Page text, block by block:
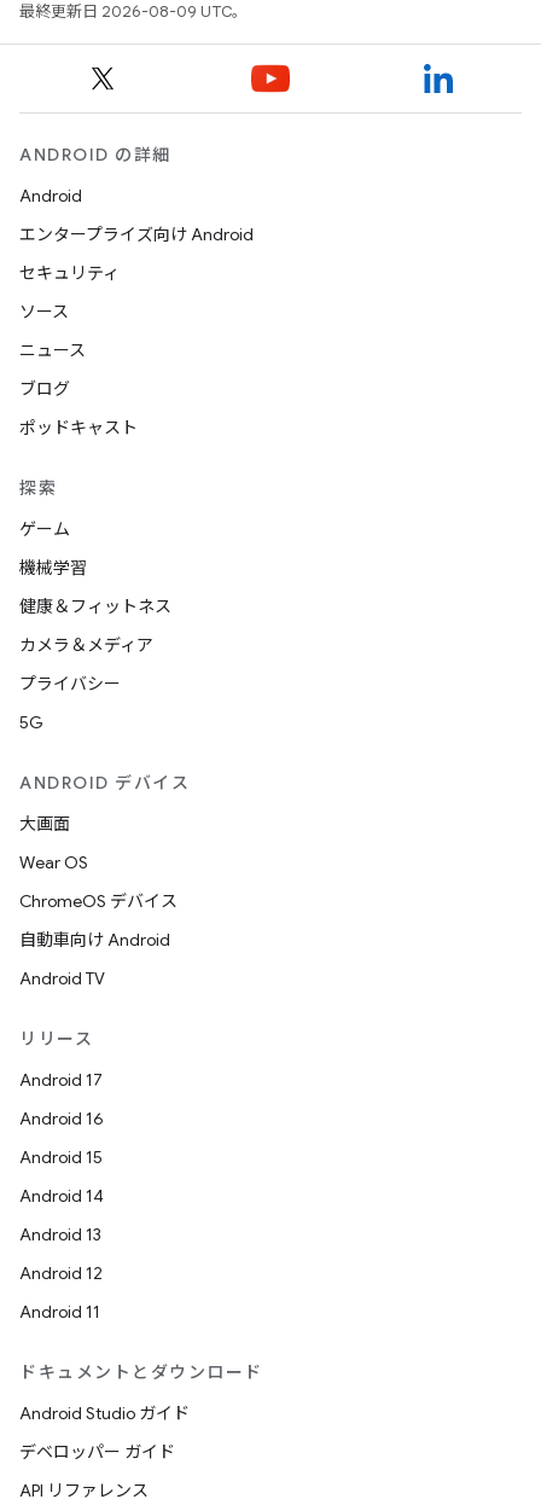
最終更新日 2026-08-09 UTC。
ANDROID の詳細
Android
エンタープライズ向け Android
セキュリティ
ソース
ニュース
ブログ
ポッドキャスト
探索
ゲーム
機械学習
健康＆フィットネス
カメラ＆メディア
プライバシー
5G
ANDROID デバイス
大画面
Wear OS
ChromeOS デバイス
自動車向け Android
Android TV
リリース
Android 17
Android 16
Android 15
Android 14
Android 13
Android 12
Android 11
ドキュメントとダウンロード
Android Studio ガイド
デベロッパー ガイド
API リファレンス